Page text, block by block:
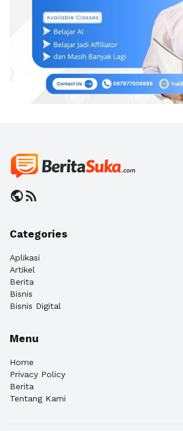
publicrss_feed
Categories
Aplikasi
Artikel
Berita
Bisnis
Bisnis Digital
Menu
Home
Privacy Policy
Berita
Tentang Kami